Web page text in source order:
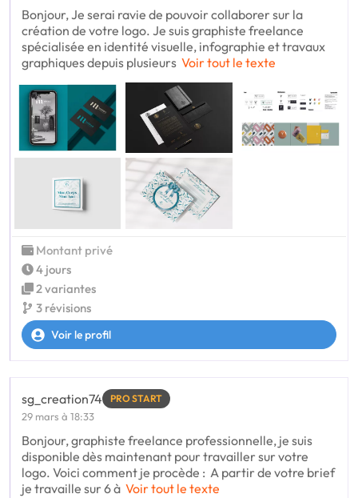
Bonjour, Je serai ravie de pouvoir collaborer sur la
création de votre logo. Je suis graphiste freelance
spécialisée en identité visuelle, infographie et travaux
graphiques depuis plusieurs Voir tout le texte
Montant privé
4 jours
2 variantes
3 révisions
Voir le profil
sg_creation74 PRO START
29 mars à 18:33
Bonjour, graphiste freelance professionnelle, je suis
disponible dès maintenant pour travailler sur votre
logo. Voici comment je procède : A partir de votre brief
je travaille sur 6 à Voir tout le texte